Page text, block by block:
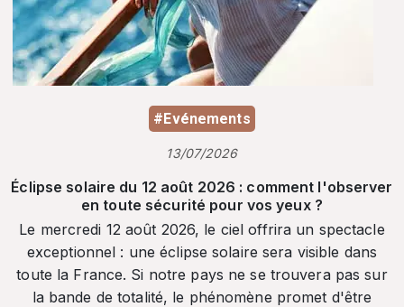
#Evénements
13/07/2026
Éclipse solaire du 12 août 2026 : comment l'observer
en toute sécurité pour vos yeux ?
Le mercredi 12 août 2026, le ciel offrira un spectacle
exceptionnel : une éclipse solaire sera visible dans
toute la France. Si notre pays ne se trouvera pas sur
la bande de totalité, le phénomène promet d'être